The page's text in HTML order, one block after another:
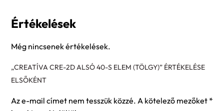
Értékelések
Még nincsenek értékelések.
„CREATÍVA CRE-2D ALSÓ 40-S ELEM (TÖLGY)” ÉRTÉKELÉSE
ELSŐKÉNT
Az e-mail címet nem tesszük közzé. A kötelező mezőket *